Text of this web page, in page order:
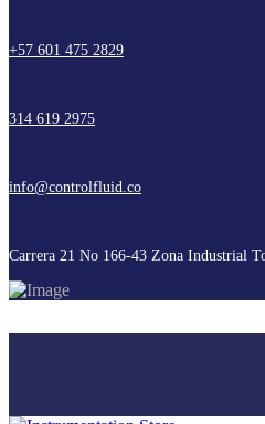
+57 601 475 2829
314 619 2975
info@controlfluid.co
Carrera 21 No 166-43 Zona Industrial